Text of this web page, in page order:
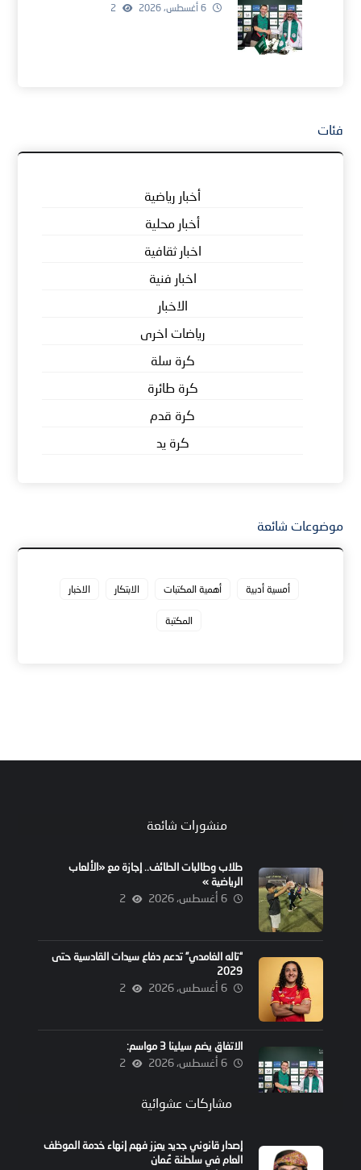
6 أغسطس، 2026 2
فئات
أخبار رياضية
أخبار محلية
اخبار ثقافية
اخبار فنية
الاخبار
رياضات اخرى
كرة سلة
كرة طائرة
كرة قدم
كرة يد
موضوعات شائعة
أمسية أدبية أهمية المكتبات الابتكار الاخبار
المكتبة
منشورات شائعة
طلاب وطالبات الطائف.. إجازة مع «الألعاب
الرياضية »
6 أغسطس، 2026 2
“تاله الغامدي” تدعم دفاع سيدات القادسية حتى
2029
6 أغسطس، 2026 2
الاتفاق يضم سيلينا 3 مواسم:
6 أغسطس، 2026 2
مشاركات عشوائية
إصدار قانوني جديد يعزز فهم إنهاء خدمة الموظف
العام في سلطنة عُمان